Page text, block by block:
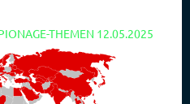
THEMEN 12.05.2025